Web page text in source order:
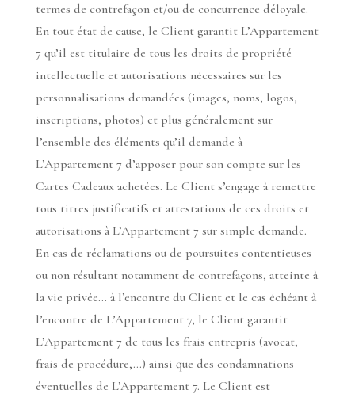
termes de contrefaçon et/ou de concurrence déloyale.
En tout état de cause, le Client garantit L’Appartement
7 qu’il est titulaire de tous les droits de propriété
intellectuelle et autorisations nécessaires sur les
personnalisations demandées (images, noms, logos,
inscriptions, photos) et plus généralement sur
l’ensemble des éléments qu’il demande à
L’Appartement 7 d’apposer pour son compte sur les
Cartes Cadeaux achetées. Le Client s’engage à remettre
tous titres justificatifs et attestations de ces droits et
autorisations à L’Appartement 7 sur simple demande.
En cas de réclamations ou de poursuites contentieuses
ou non résultant notamment de contrefaçons, atteinte à
la vie privée… à l’encontre du Client et le cas échéant à
l’encontre de L’Appartement 7, le Client garantit
L’Appartement 7 de tous les frais entrepris (avocat,
frais de procédure,…) ainsi que des condamnations
éventuelles de L’Appartement 7. Le Client est